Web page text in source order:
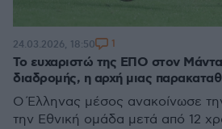
Το ευχαριστώ της ΕΠΟ στον
διαδρομής, η αρχή μιας
Ο Έλληνας μέσος ανακοίνωσε
την Εθνική ομάδα μετά από 12
24.03.2026, 18:50 1